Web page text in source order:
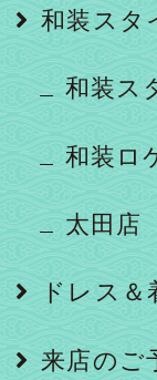
和装スタ
和装ス
和装ロ
太田店
ドレス＆
来店のご